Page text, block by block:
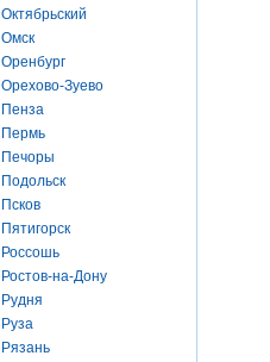
Октябрьский
Омск
Оренбург
Орехово-Зуево
Пенза
Пермь
Печоры
Подольск
Псков
Пятигорск
Россошь
Ростов-на-Дону
Рудня
Руза
Рязань